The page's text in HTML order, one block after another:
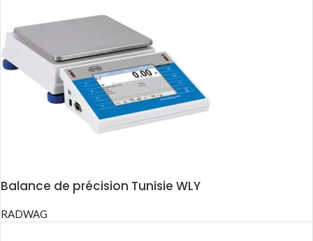
Balance de précision Tunisie WLY
RADWAG